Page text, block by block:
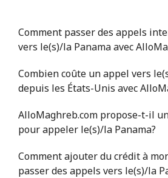
Mobile ⁦13.5¢⁩
Poland
Ligne fixe ⁦1.5¢⁩
Mobile ⁦1.9¢⁩
Comment passer des appels
vers le(s)/la Panama avec
Combien coûte un appel vers
depuis les États-Unis avec
AlloMaghreb.com propose-t-il
pour appeler le(s)/la Panama?
Comment ajouter du crédit à
passer des appels vers le(s)/la